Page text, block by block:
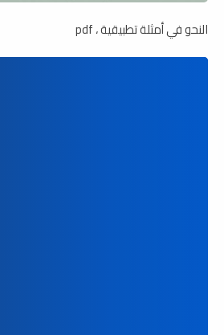
النحو في أمثلة تطبيقية ، pdf